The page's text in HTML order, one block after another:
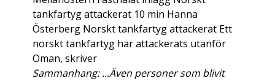
tankfartyg attackerat 10 min Hanna
Österberg Norskt tankfartyg attackerat Ett
norskt tankfartyg har attackerats utanför
Oman, skriver
Sammanhang: ...Även personer som blivit